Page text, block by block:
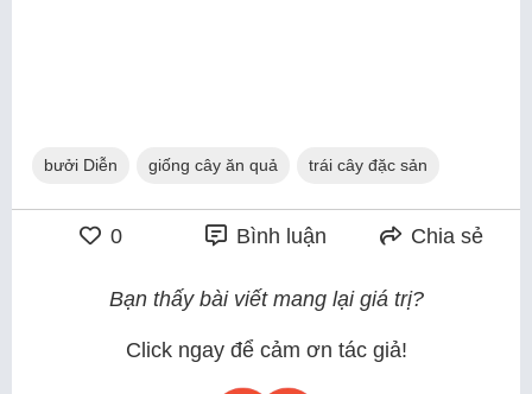
bưởi Diễn giống cây ăn quả trái cây đặc sản
0 Bình luận Chia sẻ
Bạn thấy bài viết mang lại giá trị?
Click ngay để cảm ơn tác giả!